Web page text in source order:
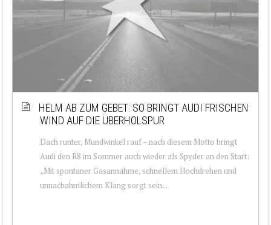
HELM AB ZUM GEBET: SO BRINGT AUDI FRISCHEN
WIND AUF DIE ÜBERHOLSPUR
Dach runter, Mundwinkel rauf – nach diesem Motto bringt
Audi den R8 im Sommer auch wieder als Spyder an den Start:
„Mit spontaner Gasannahme, schnellem Hochdrehen und
unnachahmlichem Klang sorgt sein...